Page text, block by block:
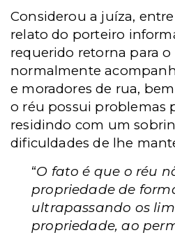
Considerou a juíza,
relato do porteiro
requerido retorna para
normalmente
e moradores de rua,
o réu possui problemas
residindo com um
dificuldades de lhe
“O fato é que o réu
propriedade de
ultrapassando os
propriedade, ao